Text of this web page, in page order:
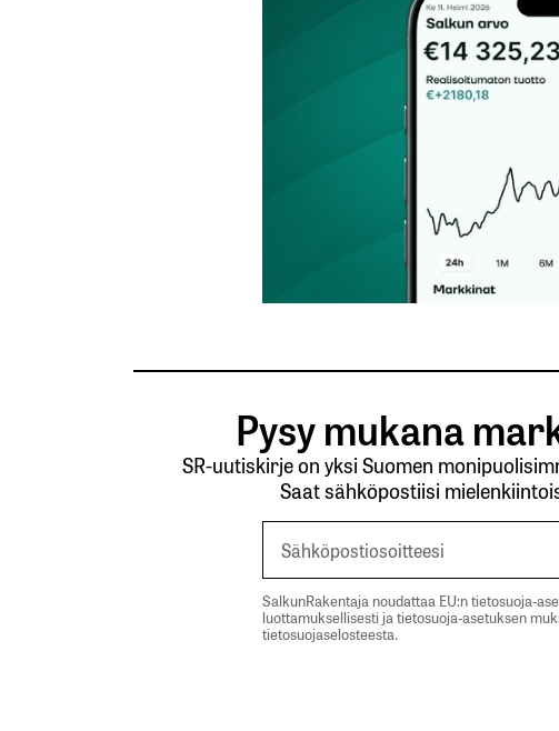
Pysy mukana
SR-uutiskirje on yksi Suomen
Saat sähköpostiisi
SalkunRakentaja noudattaa EU:n tietosuoja-
luottamuksellisesti ja tietosuoja-asetuksen
tietosuojaselosteesta.